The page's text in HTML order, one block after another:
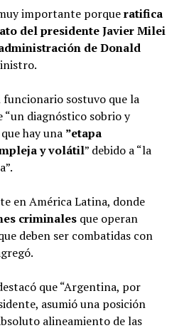
importante porqueratifica
del presidente Javier Milei
de Donald
sostuvo que la
diagnóstico sobrio y
hay una ”etapa
y volátil” debido a “la
en América Latina, donde
criminalesque operan
deben ser combatidas con
que “Argentina, por
asumió una posición
alineamiento de las